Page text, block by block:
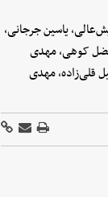
یاسین جرجانی،
کوهی، مهدی
قلی‌زاده، مهدی